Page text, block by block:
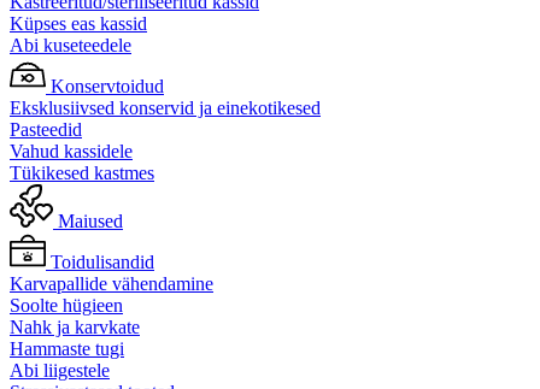
Küpses eas kassid
Abi kuseteedele
Konservtoidud
Eksklusiivsed konservid ja einekotikesed
Pasteedid
Vahud kassidele
Tükikesed kastmes
Maiused
Toidulisandid
Karvapallide vähendamine
Soolte hügieen
Nahk ja karvkate
Hammaste tugi
Abi liigestele